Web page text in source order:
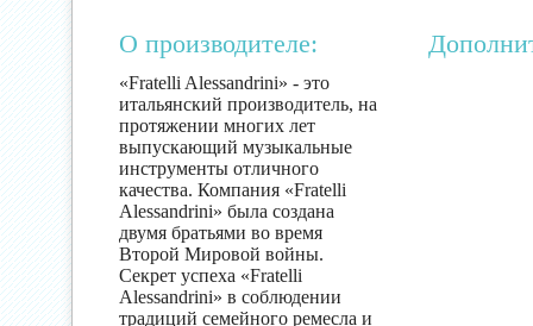
О производителе:
«Fratelli Alessandrini» - это
итальянский производитель, на
протяжении многих лет
выпускающий музыкальные
инструменты отличного
качества. Компания «Fratelli
Alessandrini» была создана
двумя братьями во время
Второй Мировой войны.
Секрет успеха «Fratelli
Alessandrini» в соблюдении
традиций семейного ремесла и